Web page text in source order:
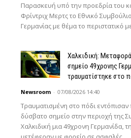
Παρασκευή υπό την προεδρία του
Φρίντριχ Μερτς το Εθνικό
Γερμανίας με θέμα το περιστατικό
Χαλκιδική:
σημείο 49χρονης
τραυματίστηκε στο
Newsroom - 07/08/2026 14:40
Τραυματισμένη στο πόδι
δύσβατο σημείο στην περιοχή της
Χαλκιδική μια 49χρονη Γερμανίδα,